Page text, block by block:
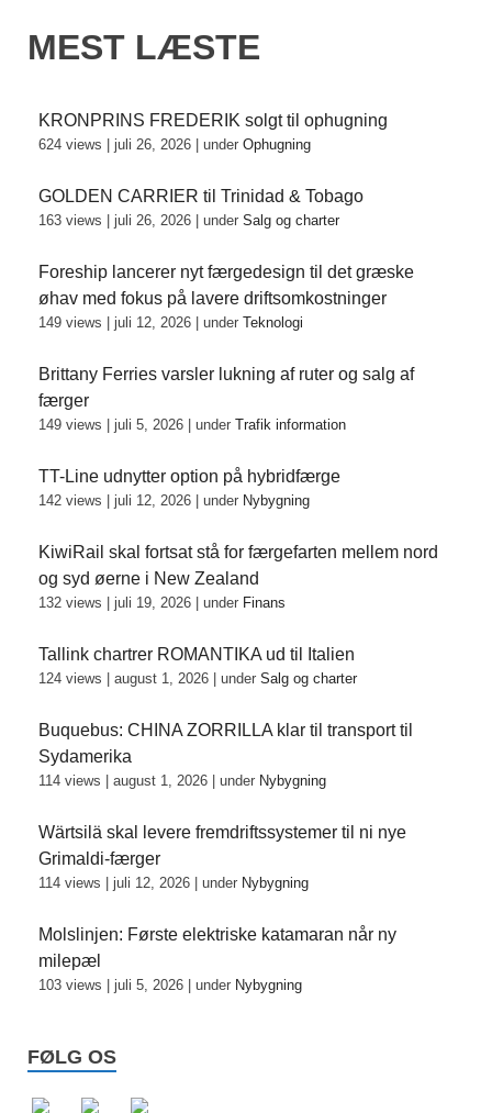
MEST LÆSTE
KRONPRINS FREDERIK solgt til ophugning
624 views juli 26, 2026 under Ophugning
GOLDEN CARRIER til Trinidad & Tobago
163 views juli 26, 2026 under Salg og charter
Foreship lancerer nyt færgedesign til det græske
øhav med fokus på lavere driftsomkostninger
149 views juli 12, 2026 under Teknologi
Brittany Ferries varsler lukning af ruter og salg af
færger
149 views juli 5, 2026 under Trafik information
TT-Line udnytter option på hybridfærge
142 views juli 12, 2026 under Nybygning
KiwiRail skal fortsat stå for færgefarten mellem nord
og syd øerne i New Zealand
132 views juli 19, 2026 under Finans
Tallink chartrer ROMANTIKA ud til Italien
124 views august 1, 2026 under Salg og charter
Buquebus: CHINA ZORRILLA klar til transport til
Sydamerika
114 views august 1, 2026 under Nybygning
Wärtsilä skal levere fremdriftssystemer til ni nye
Grimaldi-færger
114 views juli 12, 2026 under Nybygning
Molslinjen: Første elektriske katamaran når ny
milepæl
103 views juli 5, 2026 under Nybygning
FØLG OS